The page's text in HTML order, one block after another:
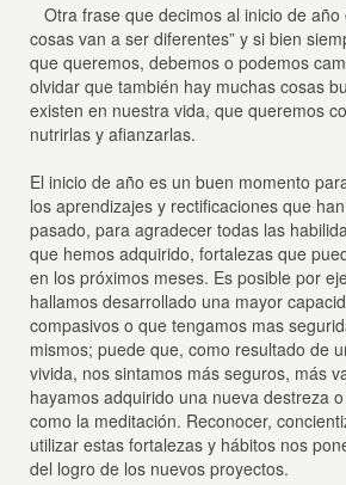
Otra frase que decimos al inicio de año
cosas van a ser diferentes” y si bien
que queremos, debemos o podemos
olvidar que también hay muchas cosas
existen en nuestra vida, que queremos
nutrirlas y afianzarlas.
El inicio de año es un buen momento
los aprendizajes y rectificaciones que
pasado, para agradecer todas las
que hemos adquirido, fortalezas que
en los próximos meses. Es posible por
hallamos desarrollado una mayor
compasivos o que tengamos mas
mismos; puede que, como resultado de
vivida, nos sintamos más seguros, más
hayamos adquirido una nueva destreza
como la meditación. Reconocer,
utilizar estas fortalezas y hábitos nos
del logro de los nuevos proyectos.